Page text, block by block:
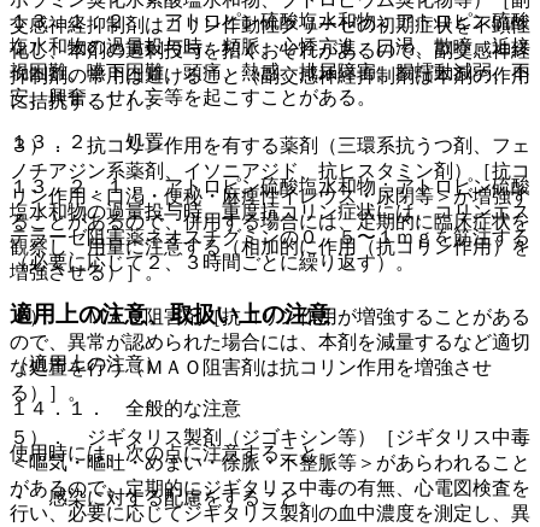
１３．１．２． アトロピン硫酸塩水和物：アトロピン硫酸
塩水和物の過量投与時、頻脈、心悸亢進、口渇、散瞳、近接
視困難、嚥下困難、頭痛、熱感、排尿障害、腸蠕動減弱、不
安、興奮、せん妄等を起こすことがある。
１３．２． 処置
１３．２．１． アトロピン硫酸塩水和物：アトロピン硫酸
塩水和物の過量投与時、重度抗コリン症状には、コリンエス
テラーゼ阻害薬ネオスチグミンの０．５〜１ｍｇを筋注する
（必要に応じて２、３時間ごとに繰り返す）。
適用上の注意、取扱い上の注意
（適用上の注意）
１４．１． 全般的な注意
使用時には、次の点に注意すること。
・ 感染に対する配慮をすること。
交感神経抑制剤はコリン作動性クリーゼの初期症状を不顕性
化し、本剤の過剰投与を招くおそれがあるので、副交感神経
抑制剤の常用は避けること（副交感神経抑制剤は本剤の作用
に拮抗する）］。
３）． 抗コリン作用を有する薬剤（三環系抗うつ剤、フェ
ノチアジン系薬剤、イソニアジド、抗ヒスタミン剤）［抗コ
リン作用＜口渇・便秘・麻痺性イレウス・尿閉等＞が増強す
ることがあるので、併用する場合には、定期的に臨床症状を
観察し、用量に注意する（相加的に作用（抗コリン作用）を
増強させる）］。
４）． ＭＡＯ阻害剤［抗コリン作用が増強することがある
ので、異常が認められた場合には、本剤を減量するなど適切
な処置を行う（ＭＡＯ阻害剤は抗コリン作用を増強させ
る）］。
５）． ジギタリス製剤（ジゴキシン等）［ジギタリス中毒
＜嘔気・嘔吐・めまい・徐脈・不整脈等＞があらわれること
があるので、定期的にジギタリス中毒の有無、心電図検査を
行い、必要に応じてジギタリス製剤の血中濃度を測定し、異